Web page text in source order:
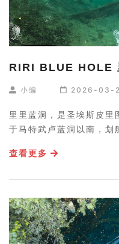
RIRI BLUE HOLE
小编 2026-03-
里里蓝洞，是圣埃斯皮里
于马特武卢蓝洞以南，划
查看更多